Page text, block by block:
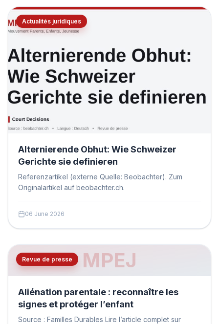
Actualités juridiques
Alternierende Obhut: Wie Schweizer
Gerichte sie definieren
Referenzartikel (externe Quelle: Beobachter). Zum
Originalartikel auf beobachter.ch.
06 June 2026
MPEJ
Revue de presse
Aliénation parentale : reconnaître les
signes et protéger l’enfant
Source : Familles Durables Lire l’article complet sur